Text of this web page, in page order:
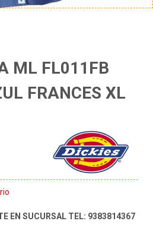
ML FL011FB
FRANCES XL
EN SUCURSAL TEL: 9383814367